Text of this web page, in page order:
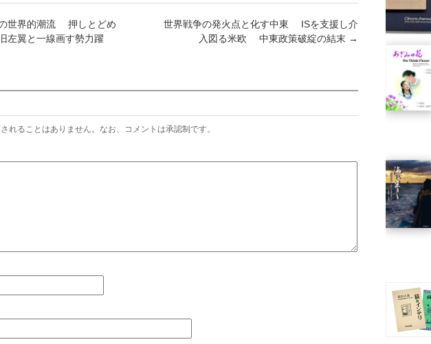
世界的潮流 押しとどめ
翼と一線画す勢力躍
世界戦争の発火点と化す中東 ISを支援し介
入図る米欧 中東政策破綻の結末 →
れることはありません。なお、コメントは承認制です。